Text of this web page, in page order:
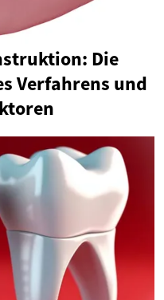
Die
Verfahrens und